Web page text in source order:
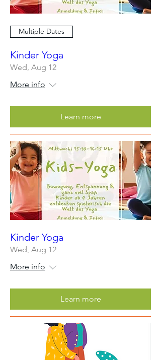
Multiple Dates
Kinder Yoga
Wed, Aug 12
More info
Learn more
Kinder Yoga
Wed, Aug 12
More info
Learn more